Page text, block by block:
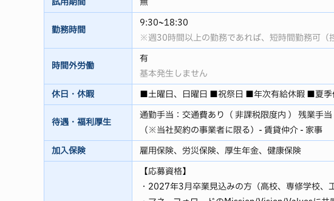
勤務時間
9:30~18:30
※週30時間以上の勤務であれば、短時間勤務可（
時間外労働
有
基本発生しません
休日・休暇 ■土曜日、日曜日 ■祝祭日 ■年次有給休暇 ■夏
待遇・福利厚生
通勤手当：交通費あり（ 非課税限度内 ） 残業
（※当社契約の事業者に限る）- 賃貸仲介 - 家事
加入保険 雇用保険、労災保険、厚生年金、健康保険
【応募資格】
・2027年3月卒業見込みの方（高校、専修学校、